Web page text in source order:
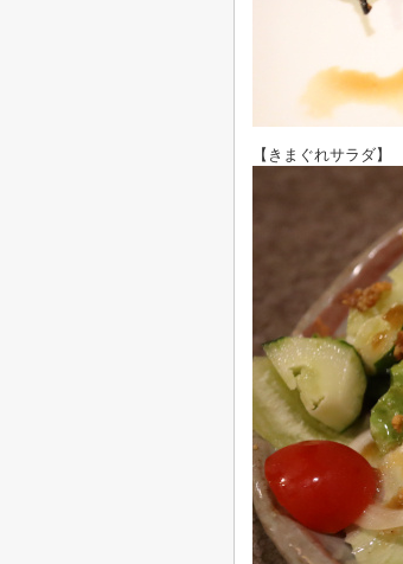
【きまぐれサラダ】